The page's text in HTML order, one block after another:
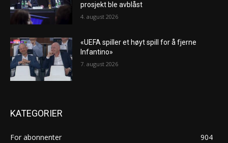
prosjekt ble avblåst
4. august 2026
«UEFA spiller et høyt spill for å fjerne
Infantino»
7. august 2026
KATEGORIER
For abonnenter
904